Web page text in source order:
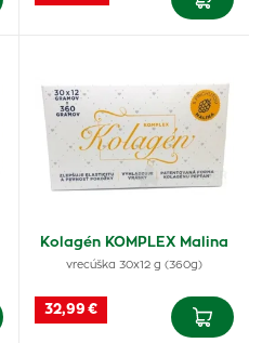
Kolagén KOMPLEX Malina
vrecúška 30x12 g (360g)
32,99 €